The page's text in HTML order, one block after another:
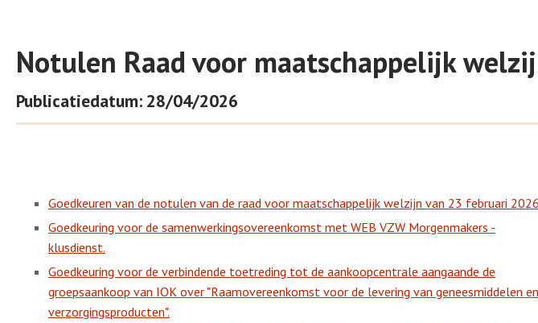
Notulen Raad voor maatschappelijk
Publicatiedatum: 28/04/2026
Goedkeuren van de notulen van de raad voor maatschappelijk welzijn van 23 februari
Goedkeuring voor de samenwerkingsovereenkomst met WEB VZW Morgenmakers -
klusdienst.
Goedkeuring voor de verbindende toetreding tot de aankoopcentrale aangaande de
groepsaankoop van IOK over "Raamovereenkomst voor de levering van geneesmiddelen en
verzorgingsproducten".